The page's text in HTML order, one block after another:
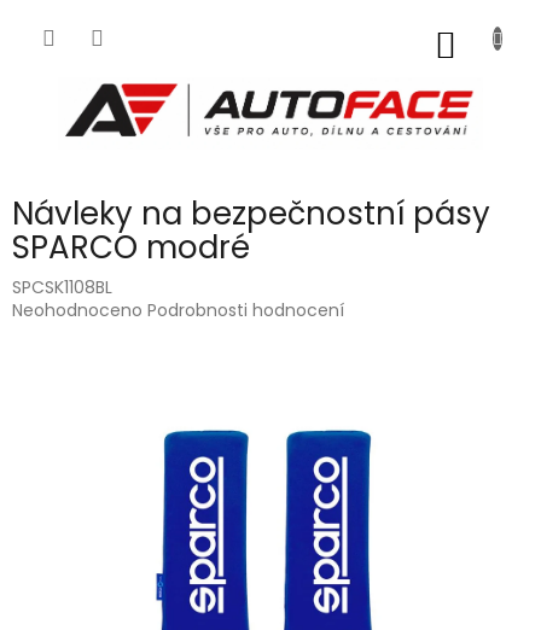
Návleky na bezpečnostní pásy
SPARCO modré
SPCSK1108BL
Průměrné
Neohodnoceno Podrobnosti hodnocení